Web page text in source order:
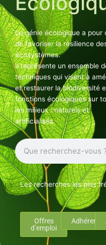
Le génie écologique a pour
de favoriser la résilience
écosystèmes.
Il représente un ensemble
techniques qui visent à
et restaurer la biodiversité
fonctions écologiques sur
les milieux : naturels et
artificialisés.
Rechercher
Les recherches les plus
Offres
d’emploi
Adhérents